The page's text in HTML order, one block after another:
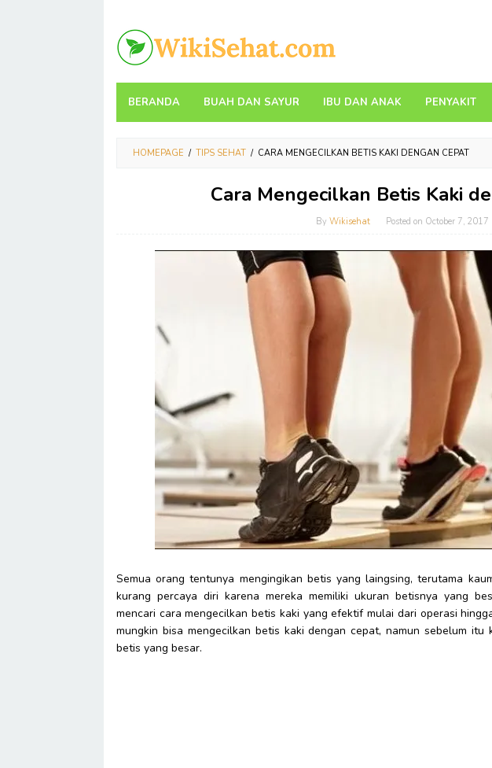
content
BERANDA BUAH DAN SAYUR IBU DAN ANAK PENYAKIT
HOMEPAGE / TIPS SEHAT / CARA MENGECILKAN BETIS KAKI DENGAN CEPAT
Cara Mengecilkan Betis Kaki
By Wikisehat Posted on October 7, 2017
Semua orang tentunya mengingikan betis yang laingsing, terutama
kurang percaya diri karena mereka memiliki ukuran betisnya yang
mencari cara mengecilkan betis kaki yang efektif mulai dari operasi
mungkin bisa mengecilkan betis kaki dengan cepat, namun sebelum itu
betis yang besar.